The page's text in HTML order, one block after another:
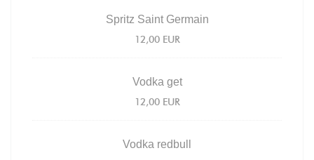
Spritz Saint Germain
12,00 EUR
Vodka get
12,00 EUR
Vodka redbull